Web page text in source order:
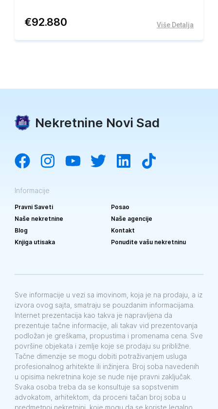
€92.880 Više Detalja
Nekretnine Novi Sad
Informacije
Pravni Saveti
Posao
Naše nekretnine
Naše agencije
Blog
Kontakt
Knjiga utisaka
Ponudite vašu nekretninu
Sve informacije u vezi sa imovinom, koja je na prodaju, a iz
izvora ovog sajta, smatraju se pouzdanim informacijama.
Internet prezentacija kao takva je napravljena da
prezentuje tačne informacije, ali takav vid prezentovanja
podložan je greškama, propustima i promenama cena. Sve
površine objekata i zemlje koje se prodaju su približne.
Tačne dimenzije se mogu dobiti potraživanjem usluga
profesionalnog arhitekte ili inžinjera. Broj soba navedenih
u opisima nekretnina koje se nude nije pravni zaključak.
Svaka osoba treba da se konsultuje sa sopstvenim
advokatom, arhitektom, da proceni tačan broj soba u
predmetnoj nekretnini, koje mogu da se koriste legalno